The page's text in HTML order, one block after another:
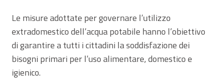
Le misure adottate per governare l’utilizzo
extradomestico dell’acqua potabile hanno l’obiettivo
di garantire a tutti i cittadini la soddisfazione dei
bisogni primari per l’uso alimentare, domestico e
igienico.